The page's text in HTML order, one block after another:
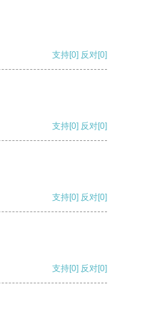
支持[0] 反对[0]
支持[0] 反对[0]
支持[0] 反对[0]
支持[0] 反对[0]